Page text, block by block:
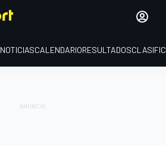
NOTICIASCALENDARIORESULTADOS